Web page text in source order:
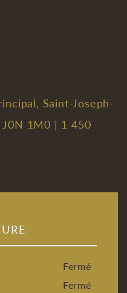
Saint-Joseph-
1M0 | 1 450
Fermé
Fermé